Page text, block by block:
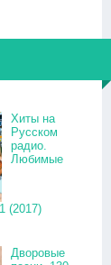
Хиты на
Русском
радио.
Любимые
(2017)
Дворовые